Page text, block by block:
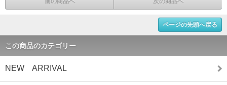
ページの先頭へ戻る
この商品のカテゴリー
NEW ARRIVAL